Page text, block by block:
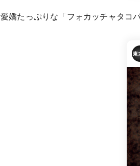
愛嬌たっぷりな「フォカッチャタコ